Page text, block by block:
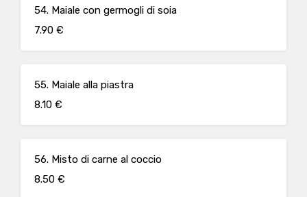
54. Maiale con germogli di soia
7.90 €
55. Maiale alla piastra
8.10 €
56. Misto di carne al coccio
8.50 €